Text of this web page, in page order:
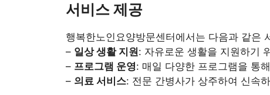
서비스 제공
행복한노인요양방문센터에서는 다음과 같은
– 일상 생활 지원: 자유로운 생활을 지원하기
– 프로그램 운영: 매일 다양한 프로그램을 통
– 의료 서비스: 전문 간병사가 상주하여 신속